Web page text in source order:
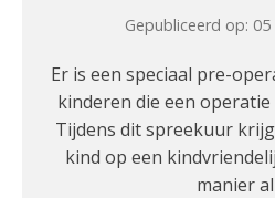
Gepubliceerd op:
Er is een speciaal pre-
kinderen die een
Tijdens dit spreekuur
kind op een
manier